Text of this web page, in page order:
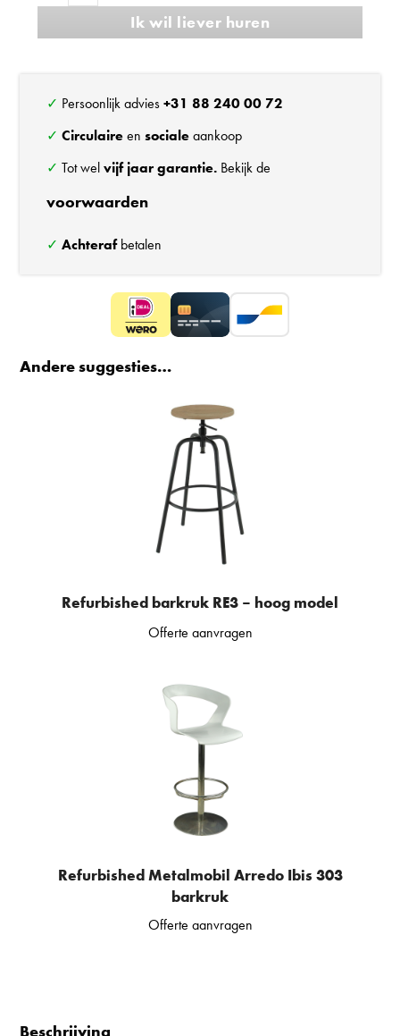
Ik wil liever huren
✓ Persoonlijk advies+31 88 240 00 72
✓Circulaireensocialeaankoop
✓ Tot welvijf jaar garantie. Bekijk de
voorwaarden
✓Achterafbetalen
Andere suggesties…
Refurbished barkruk RE3 – hoog model
Offerte aanvragen
Refurbished Metalmobil Arredo Ibis 303
barkruk
Offerte aanvragen
Beschrijving